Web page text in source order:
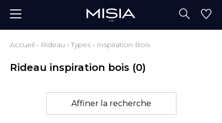
Accueil › Rideau ›Types › Inspiration Bois
Rideau inspiration bois (0)
Affiner la recherche